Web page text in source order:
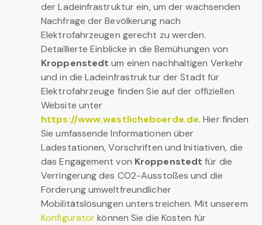
der Ladeinfrastruktur ein, um der wachsenden
Nachfrage der Bevölkerung nach
Elektrofahrzeugen gerecht zu werden.
Detaillierte Einblicke in die Bemühungen von
Kroppenstedt um einen nachhaltigen Verkehr
und in die Ladeinfrastruktur der Stadt für
Elektrofahrzeuge finden Sie auf der offiziellen
Website unter
https://www.westlicheboerde.de. Hier finden
Sie umfassende Informationen über
Ladestationen, Vorschriften und Initiativen, die
das Engagement von Kroppenstedt für die
Verringerung des CO2-Ausstoßes und die
Förderung umweltfreundlicher
Mobilitätslösungen unterstreichen. Mit unserem
Konfiguratorkönnen Sie die Kosten für